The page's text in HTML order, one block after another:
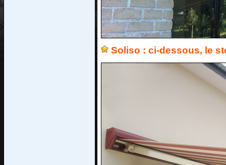
Soliso : ci-dessous, le